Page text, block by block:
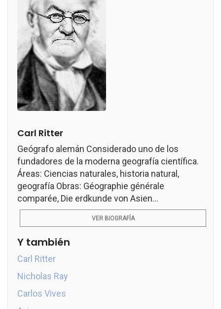
Carl Ritter
Geógrafo alemán Considerado uno de los
fundadores de la moderna geografía científica.
Áreas: Ciencias naturales, historia natural,
geografía Obras: Géographie générale
comparée, Die erdkunde von Asien...
VER BIOGRAFÍA
Y también
Carl Ritter
Nicholas Ray
Carlos Vives